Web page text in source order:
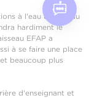
à l'eau un bateau
hardiment le
EFAP a
à se faire une place
beaucoup plus
d'enseignant et